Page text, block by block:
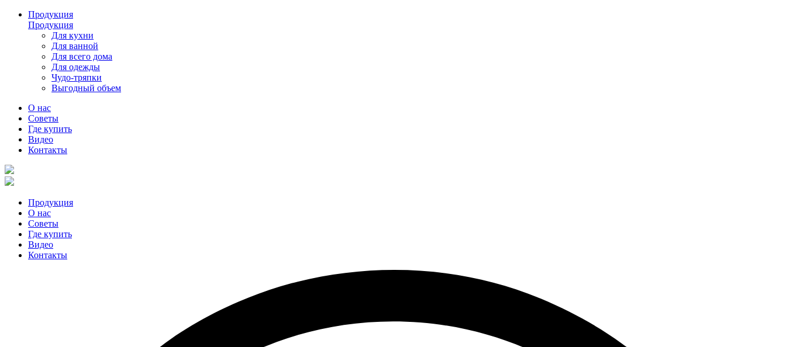
Продукция
Продукция
Для кухни
Для ванной
Для всего дома
Для одежды
Чудо-тряпки
Выгодный объем
О нас
Советы
Где купить
Видео
Контакты
Продукция
О нас
Советы
Где купить
Видео
Контакты